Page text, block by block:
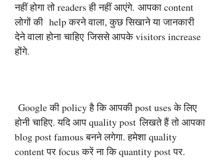
नहीं होगा तो readers ही नहीं आएंगे. आपका content
लोगों की help करने वाला, कुछ सिखाने या जानकारी
देने वाला होना चाहिएजिससे आपके visitors increase
होंगे.
Google की policy है कि आपकी post uses के लिए
होनी चाहिए. यदि आप quality postलिखते हैं तो आपका
blog post famous बनने लगेगा. हमेशा quality
content पर focusकरें ना कि quantity post पर.